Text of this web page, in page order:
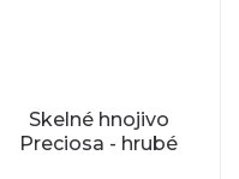
Skelné hnojivo
Preciosa - hrubé